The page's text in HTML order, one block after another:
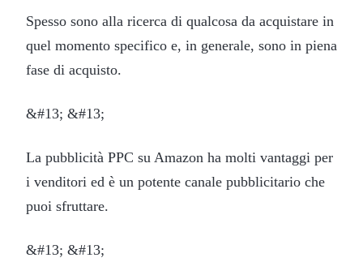
Spesso sono alla ricerca di qualcosa da acquistare in
quel momento specifico e, in generale, sono in piena
fase di acquisto.
&#13; &#13;
La pubblicità PPC su Amazon ha molti vantaggi per
i venditori ed è un potente canale pubblicitario che
puoi sfruttare.
&#13; &#13;